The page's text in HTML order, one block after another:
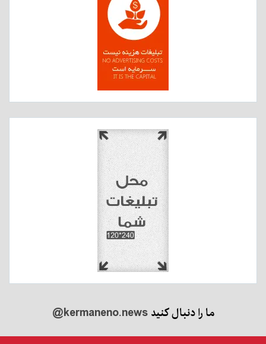
ما را دنبال کنید@kermaneno.news